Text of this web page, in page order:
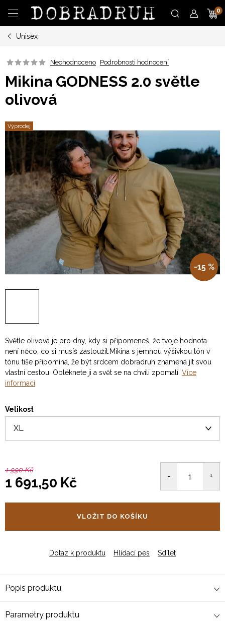
obsah
Unisex
Neohodnoceno Podrobnosti hodnocení
Mikina GODNESS 2.0 světle
olivová
Výprodej
-15 %
Světle olivová je pro dny, kdy si připomeneš, že tvoje hodnota
není něco, co si musíš zasloužit. Mikina s jemnou výšivkou tón v
tónu tiše připomíná, že být srdcem dobradruh znamená jít svou
vlastní cestou. Obléknete ji a svět se na chvíli zpomalí. Více
informací
Velikost
1 990 Kč
1 691,50 Kč
VLOŽIT DO KOŠÍKU
Dotaz k produktu Hlídací pes Sdílet
Popis produktu
Parametry produktu